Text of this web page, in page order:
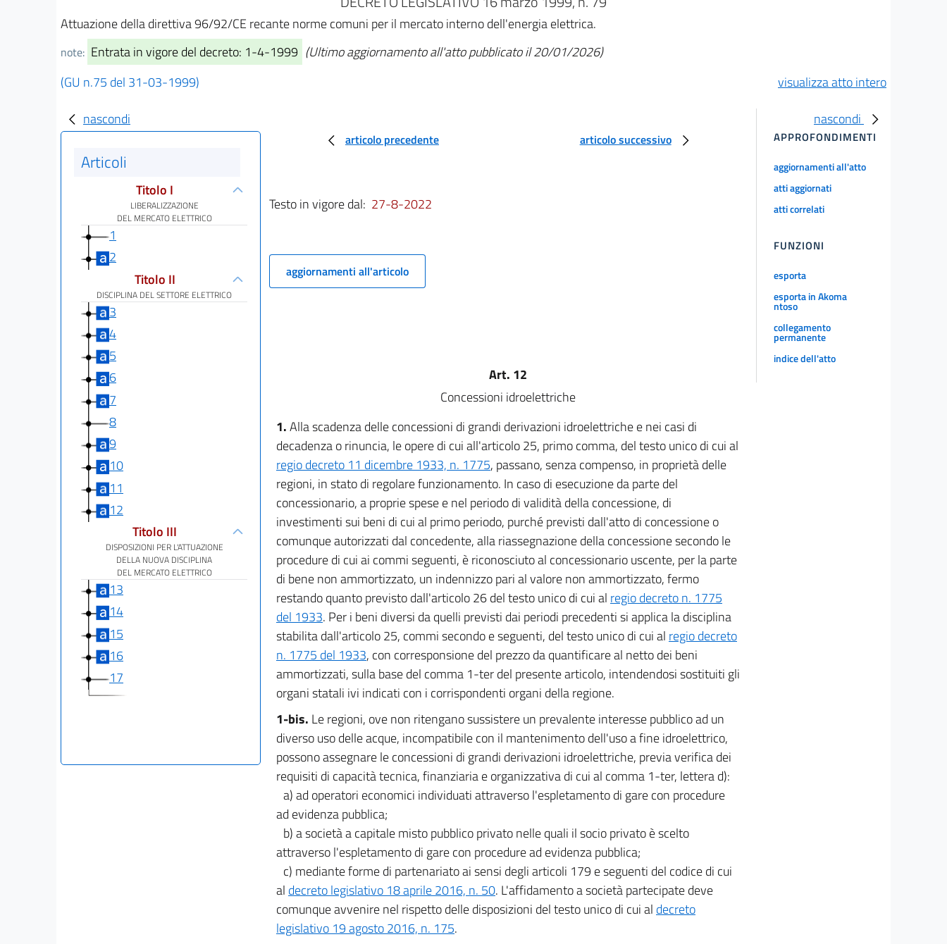
Attuazione della direttiva 96/92/CE recante norme comuni per il mercato interno dell'energia elettrica.
note: Entrata in vigore del decreto: 1-4-1999 (Ultimo aggiornamento all'atto pubblicato il 20/01/2026)
(GU n.75 del 31-03-1999)
visualizza atto intero
nascondi
Articoli
Titolo I
LIBERALIZZAZIONE
DEL MERCATO ELETTRICO
1
2
Titolo II
DISCIPLINA DEL SETTORE ELETTRICO
3
4
5
6
7
8
9
10
11
12
Titolo III
DISPOSIZIONI PER L'ATTUAZIONE
DELLA NUOVA DISCIPLINA
DEL MERCATO ELETTRICO
13
14
15
16
17
articolo precedente articolo successivo
Testo in vigore dal: 27-8-2022
aggiornamenti all'articolo
Art. 12
Concessioni idroelettriche
1.Alla scadenza delle concessioni di grandi derivazioni idroelettriche e nei casi di
decadenza o rinuncia, le opere di cui all'articolo 25, primo comma, del testo unico di cui al
regio decreto 11 dicembre 1933, n. 1775, passano, senza compenso, in proprietà delle
regioni, in stato di regolare funzionamento. In caso di esecuzione da parte del
concessionario, a proprie spese e nel periodo di validità della concessione, di
investimenti sui beni di cui al primo periodo, purché previsti dall'atto di concessione o
comunque autorizzati dal concedente, alla riassegnazione della concessione secondo le
procedure di cui ai commi seguenti, è riconosciuto al concessionario uscente, per la parte
di bene non ammortizzato, un indennizzo pari al valore non ammortizzato, fermo
restando quanto previsto dall'articolo 26 del testo unico di cui al regio decreto n. 1775
del 1933. Per i beni diversi da quelli previsti dai periodi precedenti si applica la disciplina
stabilita dall'articolo 25, commi secondo e seguenti, del testo unico di cui al regio decreto
n. 1775 del 1933, con corresponsione del prezzo da quantificare al netto dei beni
ammortizzati, sulla base del comma 1-ter del presente articolo, intendendosi sostituiti gli
organi statali ivi indicati con i corrispondenti organi della regione.
1-bis. Le regioni, ove non ritengano sussistere un prevalente interesse pubblico ad un
diverso uso delle acque, incompatibile con il mantenimento dell'uso a fine idroelettrico,
possono assegnare le concessioni di grandi derivazioni idroelettriche, previa verifica dei
requisiti di capacità tecnica, finanziaria e organizzativa di cui al comma 1-ter, lettera d):
a) ad operatori economici individuati attraverso l'espletamento di gare con procedure
ad evidenza pubblica;
b) a società a capitale misto pubblico privato nelle quali il socio privato è scelto
attraverso l'espletamento di gare con procedure ad evidenza pubblica;
c) mediante forme di partenariato ai sensi degli articoli 179 e seguenti del codice di cui
al decreto legislativo 18 aprile 2016, n. 50. L'affidamento a società partecipate deve
comunque avvenire nel rispetto delle disposizioni del testo unico di cui al decreto
legislativo 19 agosto 2016, n. 175.
nascondi
APPROFONDIMENTI
aggiornamenti all'atto
atti aggiornati
atti correlati
FUNZIONI
esporta
esporta in Akoma
ntoso
collegamento
permanente
indice dell'atto